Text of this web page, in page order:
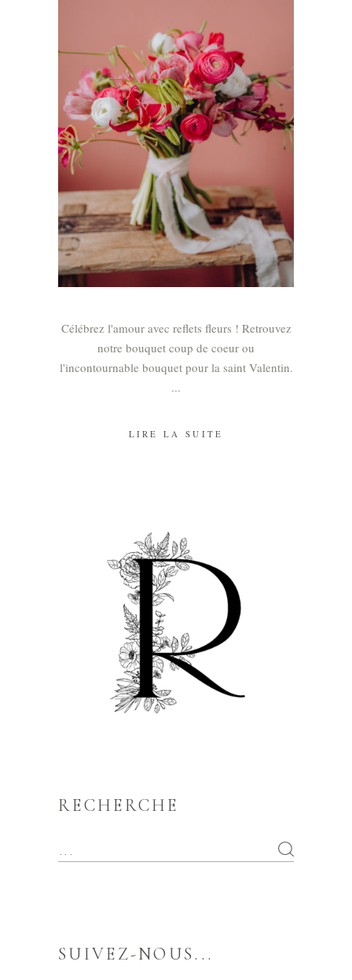
Célébrez l'amour avec reflets fleurs ! Retrouvez
notre bouquet coup de coeur ou
l'incontournable bouquet pour la saint Valentin.
LIRE LA SUITE
RECHERCHE
SUIVEZ-NOUS...